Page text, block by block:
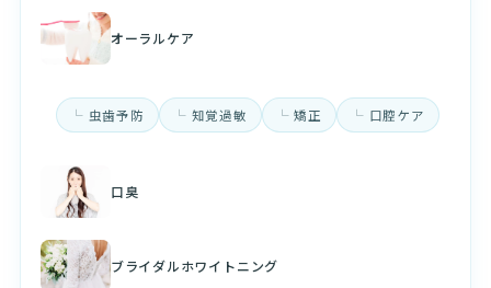
オーラルケア
虫歯予防 知覚過敏 矯正 口腔ケア
口臭
ブライダルホワイトニング